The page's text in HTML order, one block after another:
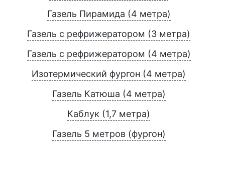
Газель Пирамида (4 метра)
Газель с рефрижератором (3 метра)
Газель с рефрижератором (4 метра)
Изотермический фургон (4 метра)
Газель Катюша (4 метра)
Каблук (1,7 метра)
Газель 5 метров (фургон)